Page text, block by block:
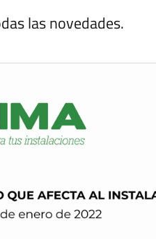
las novedades.